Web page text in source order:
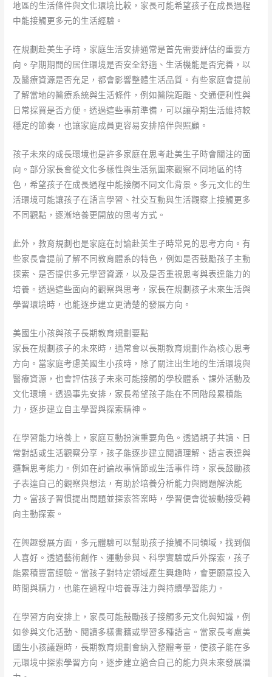
地區的生活條件與文化環境比較，家長可能希望孩子在成長過程
中能接觸更多元的生活經驗。
在規劃赴美生子時，家庭生活安排通常是首先需要評估的重要方
向。孕期期間的居住環境是否安全舒適、生活機能是否完善，以
及醫療資源是否充足，都會影響整體生活品質。有些家庭會提前
了解當地的醫療系統與生活條件，例如醫院距離、交通便利性與
日常採買是否方便。透過這些事前準備，可以讓孕期生活維持較
穩定的節奏，也讓家庭成員更容易安排陪伴與照顧。
孩子未來的成長環境也是許多家庭在思考赴美生子時會關注的面
向。部分家長會從文化多樣性與生活氛圍來觀察不同地區的特
色，希望孩子在成長過程中能接觸不同文化背景。多元文化的生
活環境可能讓孩子在語言學習、社交互動與生活觀察上接觸更多
不同觀點，逐漸培養更開放的思考方式。
此外，教育規劃也是家庭在討論赴美生子時常見的思考方向。有
些家長會提前了解不同教育體系的特色，例如是否鼓勵孩子主動
探索、是否提供多元學習資源，以及是否重視思考與表達能力的
培養。透過這些面向的觀察與思考，家長在規劃孩子未來生活與
學習環境時，也能逐步建立更清楚的發展方向。
美國生小孩與孩子長期教育規劃要點
家長在規劃孩子的未來時，通常會以長期教育規劃作為核心思考
方向。當家庭考慮美國生小孩時，除了關注出生地的生活環境與
醫療資源，也會評估孩子未來可能接觸的學校體系、課外活動及
文化環境。透過事先安排，家長希望孩子能在不同階段累積能
力，逐步建立自主學習與探索精神。
在學習能力培養上，家庭互動扮演重要角色。透過親子共讀、日
常對話或生活觀察分享，孩子能逐步建立閱讀理解、語言表達與
邏輯思考能力。例如在討論故事情節或生活事件時，家長鼓勵孩
子表達自己的觀察與想法，有助於培養分析能力與問題解決能
力。當孩子習慣提出問題並探索答案時，學習便會從被動接受轉
向主動探索。
在興趣發展方面，多元體驗可以幫助孩子接觸不同領域，找到個
人喜好。透過藝術創作、運動參與、科學實驗或戶外探索，孩子
能累積豐富經驗。當孩子對特定領域產生興趣時，會更願意投入
時間與精力，也能在過程中培養專注力與持續學習能力。
在學習方向安排上，家長可能鼓勵孩子接觸多元文化與知識，例
如參與文化活動、閱讀多樣書籍或學習多種語言。當家長考慮美
國生小孩議題時，長期教育規劃會納入整體考量，使孩子能在多
元環境中探索學習方向，逐步建立適合自己的能力與未來發展潛